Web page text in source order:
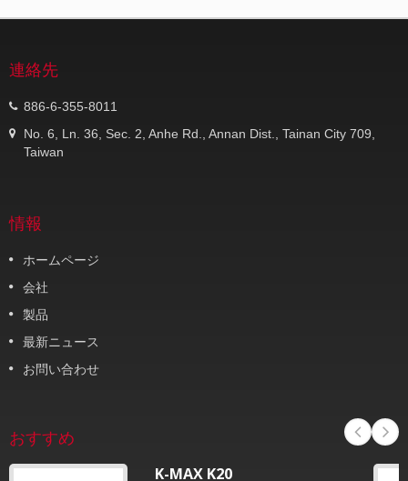
連絡先
886-6-355-8011
No. 6, Ln. 36, Sec. 2, Anhe Rd., Annan Dist., Tainan City 709,
Taiwan
情報
ホームページ
会社
製品
最新ニュース
お問い合わせ
おすすめ
K-MAX K20